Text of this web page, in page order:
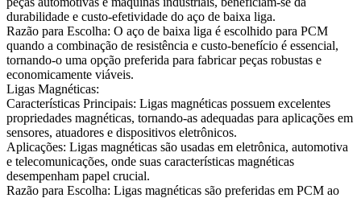
durabilidade e custo-efetividade do aço de baixa liga.
Razão para Escolha: O aço de baixa liga é escolhido para PCM
quando a combinação de resistência e custo-benefício é essencial,
tornando-o uma opção preferida para fabricar peças robustas e
economicamente viáveis.
Ligas Magnéticas:
Características Principais: Ligas magnéticas possuem excelentes
propriedades magnéticas, tornando-as adequadas para aplicações em
sensores, atuadores e dispositivos eletrônicos.
Aplicações: Ligas magnéticas são usadas em eletrônica, automotiva
e telecomunicações, onde suas características magnéticas
desempenham papel crucial.
Razão para Escolha: Ligas magnéticas são preferidas em PCM ao